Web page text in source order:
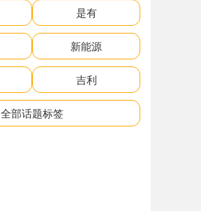
是有
新能源
吉利
全部话题标签